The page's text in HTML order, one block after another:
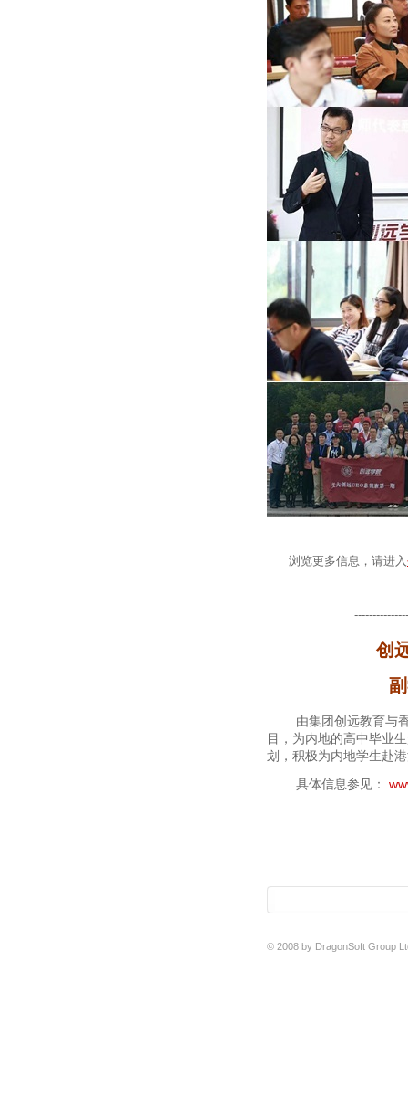
浏览更多信息，请进入
创
由集团创远教育与香
目，为内地的高中毕业
划，积极为内地学生赴
具体信息参见：
© 2008 by DragonSoft Group